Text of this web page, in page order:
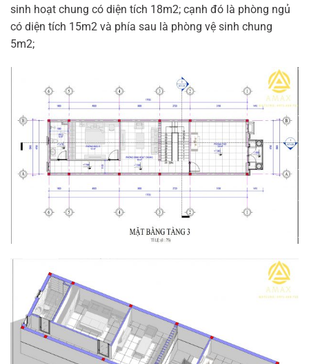
sinh hoạt chung có diện tích 18m2; cạnh đó là phòng ngủ
có diện tích 15m2 và phía sau là phòng vệ sinh chung
5m2;